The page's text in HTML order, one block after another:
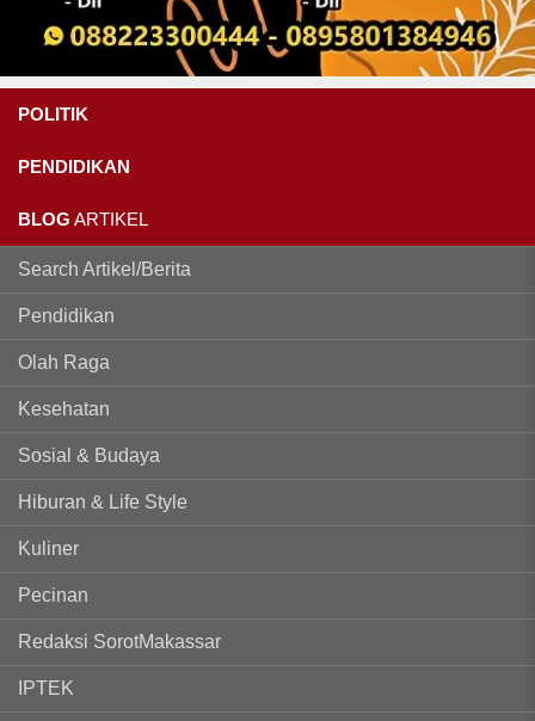
POLITIK
PENDIDIKAN
BLOG ARTIKEL
Search Artikel/Berita
Pendidikan
Olah Raga
Kesehatan
Sosial & Budaya
Hiburan & Life Style
Kuliner
Pecinan
Redaksi SorotMakassar
IPTEK